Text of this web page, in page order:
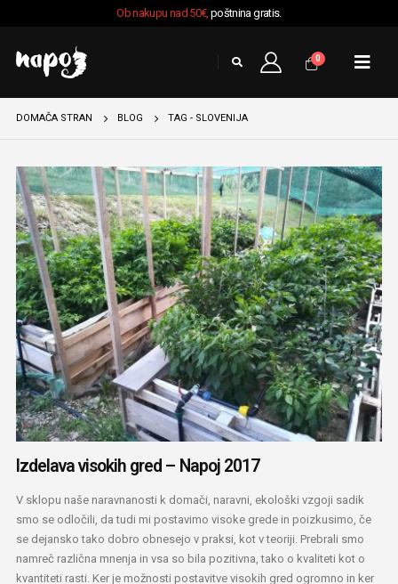
Ob nakupu nad 50€,poštnina gratis.
0
DOMAČA STRAN BLOG TAG - SLOVENIJA
Izdelava visokih gred – Napoj 2017
V sklopu naše naravnanosti k domači, naravni, ekološki vzgoji sadik
smo se odločili, da tudi mi postavimo visoke grede in poizkusimo, če
se dejansko tako dobro obnesejo v praksi, kot v teoriji. Prebrali smo
namreč različna mnenja in vsa so bila pozitivna, tako o kvaliteti kot o
kvantiteti rasti. Ker je možnosti postavitve visokih gred ogromno in ker